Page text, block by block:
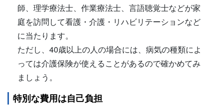
師、理学療法士、作業療法士、言語聴覚士などが家
庭を訪問して看護・介護・リハビリテーションなど
に当たります。
ただし、40歳以上の人の場合には、病気の種類によ
っては介護保険が使えることがあるので確かめてみ
ましょう。
特別な費用は自己負担